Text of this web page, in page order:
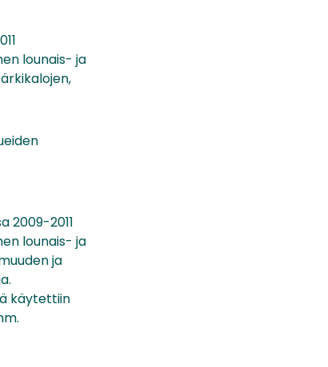
lounais- ja
2009-2011
lounais- ja
ja
käytettiin